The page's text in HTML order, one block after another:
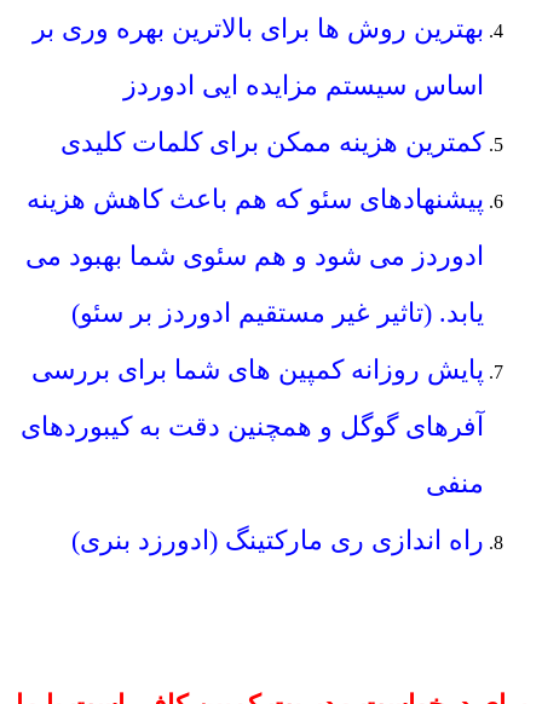
بهترین روش ها برای بالاترین بهره وری بر
اساس سیستم مزایده ایی ادوردز
کمترین هزینه ممکن برای کلمات کلیدی
پیشنهادهای سئو که هم باعث کاهش هزینه
ادوردز می شود و هم سئوی شما بهبود می
یابد. (تاثیر غیر مستقیم ادوردز بر سئو)
پایش روزانه کمپین های شما برای بررسی
آفرهای گوگل و همچنین دقت به کیبوردهای
منفی
راه اندازی ری مارکتینگ (ادورزد بنری)